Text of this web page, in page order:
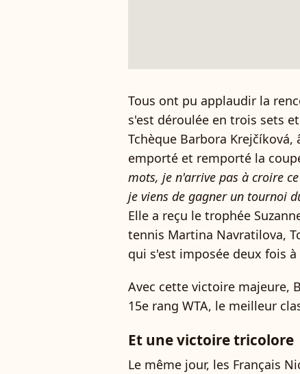
Tous ont pu applaudir la
s'est déroulée en trois sets
Tchèque Barbora
emporté et remporté la
mots, je n'arrive pas à croire
je viens de gagner un tournoi
Elle a reçu le trophée
tennis Martina Navratilova,
qui s'est imposée deux fois à
Avec cette victoire majeure,
15e rang WTA, le meilleur
Et une victoire tricolore
Le même jour, les Français